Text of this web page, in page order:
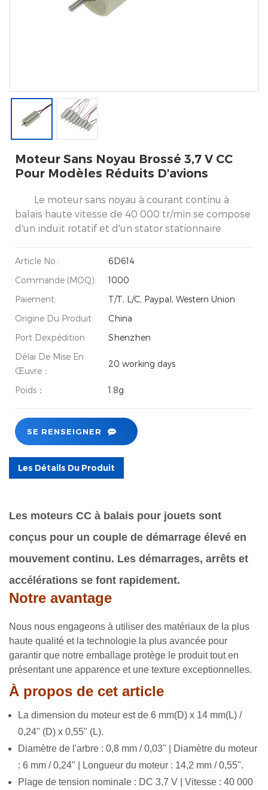
Moteur Sans Noyau Brossé 3,7 V CC
Pour Modèles Réduits D'avions
Le moteur sans noyau à courant continu à
balais haute vitesse de 40 000 tr/min se compose
d'un induit rotatif et d'un stator stationnaire.
Article No.:
6D614
Commande (MOQ):
1000
Paiement:
T/T, L/C, Paypal, Western Union
Origine Du Produit:
China
Port Dexpédition:
Shenzhen
Délai De Mise En
Œuvre：
20 working days
Poids： 1.8g
SE RENSEIGNER
Les Détails Du Produit
Les moteurs CC à balais pour jouets sont
conçus pour un couple de démarrage élevé en
mouvement continu. Les démarrages, arrêts et
accélérations se font rapidement.
Notre avantage
Nous nous engageons à utiliser des matériaux de la plus
haute qualité et la technologie la plus avancée pour
garantir que notre emballage protège le produit tout en
présentant une apparence et une texture exceptionnelles.
À propos de cet article
La dimension du moteur est de 6 mm(D) x 14 mm(L) /
0,24" (D) x 0,55" (L).
Diamètre de l'arbre : 0,8 mm / 0,03" | Diamètre du moteur
: 6 mm / 0,24" | Longueur du moteur : 14,2 mm / 0,55".
Plage de tension nominale : DC 3,7 V | Vitesse : 40 000